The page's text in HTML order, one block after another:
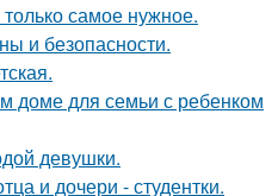
самое нужное.
и безопасности.
доме для семьи с ребенком
девушки.
и дочери - студентки.